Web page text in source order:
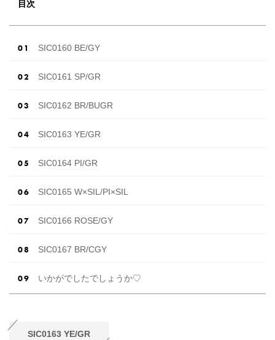
目次
SIC0160 BE/GY
SIC0161 SP/GR
SIC0162 BR/BUGR
SIC0163 YE/GR
SIC0164 PI/GR
SIC0165 W×SIL/PI×SIL
SIC0166 ROSE/GY
SIC0167 BR/CGY
いかがでしたでしょうか♡
SIC0163 YE/GR